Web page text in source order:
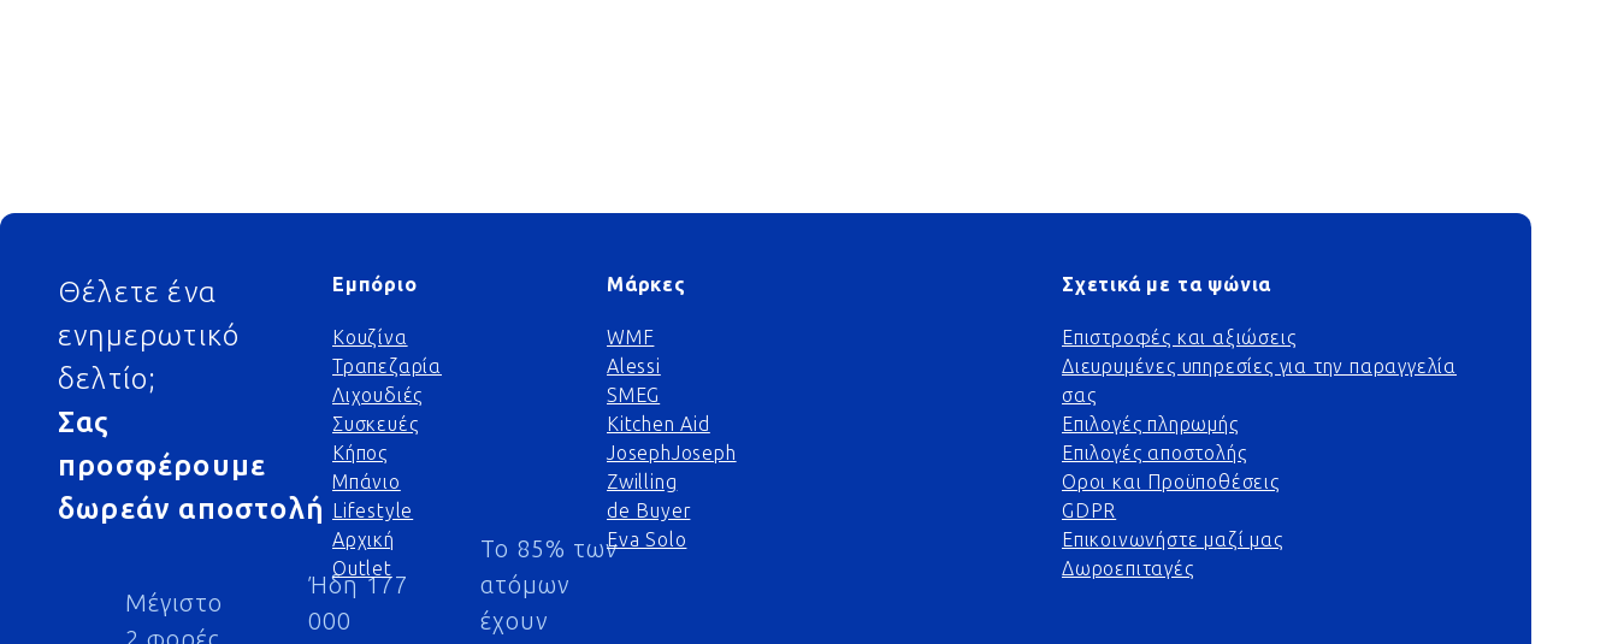
Footer
Θέλετε ένα
ενημερωτικό
δελτίο;
Σας
προσφέρουμε
δωρεάν αποστολή
Μέγιστο
Ήδη 177
000
Το 85% των
ατόμων
έχουν
Εμπόριο
Κουζίνα
Τραπεζαρία
Λιχουδιές
Συσκευές
Κήπος
Μπάνιο
Lifestyle
Αρχική
Outlet
Μάρκες
WMF
Alessi
SMEG
Kitchen Aid
JosephJoseph
Zwilling
de Buyer
Eva Solo
Σχετικά με τα ψώνια
Επιστροφές και αξιώσεις
Διευρυμένες υπηρεσίες για την παραγγελία
σας
Επιλογές πληρωμής
Επιλογές αποστολής
Οροι και Προϋποθέσεις
GDPR
Επικοινωνήστε μαζί μας
Δωροεπιταγές